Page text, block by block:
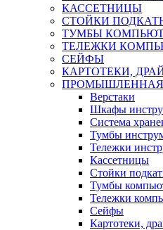
КАССЕТНИЦЫ
СТОЙКИ
ТУМБЫ
ТЕЛЕЖКИ
СЕЙФЫ
КАРТОТЕКИ,
ПРОМЫШЛЕННАЯ
Верстаки
Шкафы
Система
Тумбы
Тележки
Кассетницы
Стойки
Тумбы
Тележки
Сейфы
Картотеки,